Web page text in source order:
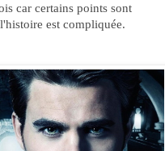
car certains points sont
est compliquée.